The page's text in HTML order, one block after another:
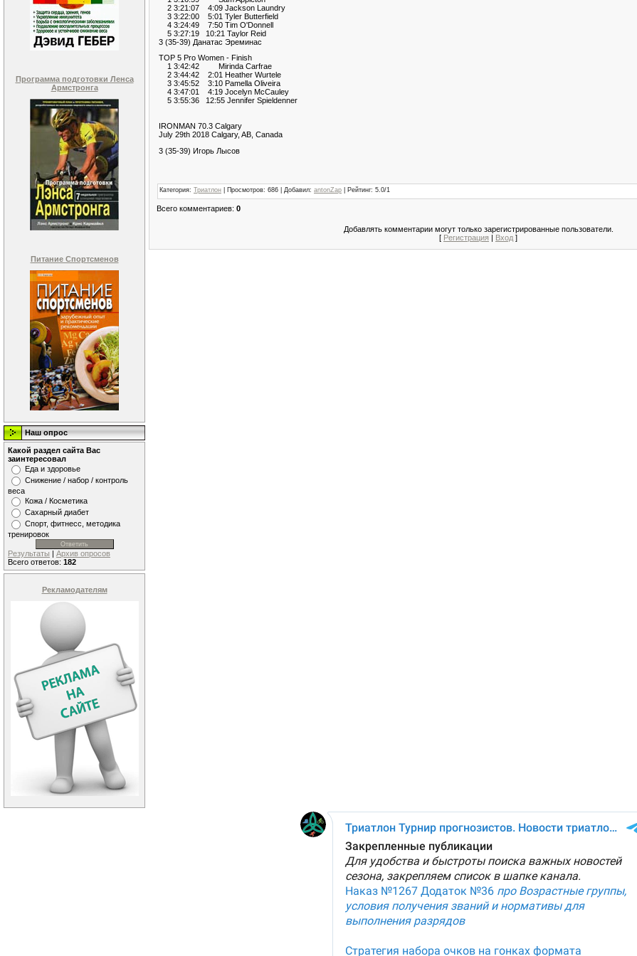
Программа подготовки Ленса
Армстронга
Питание Спортсменов
Наш опрос
Какой раздел сайта Вас
заинтересовал
Еда и здоровье
Снижение / набор / контроль
веса
Кожа / Косметика
Сахарный диабет
Спорт, фитнесс, методика
тренировок
Результаты | Архив опросов
Всего ответов: 182
Рекламодателям
2 3:21:07 4:09 Jackson Laundry
3 3:22:00 5:01 Tyler Butterfield
4 3:24:49 7:50 Tim O'Donnell
5 3:27:19 10:21 Taylor Reid
3 (35-39) Данатас Эреминас
TOP 5 Pro Women - Finish
1 3:42:42 Mirinda Carfrae
2 3:44:42 2:01 Heather Wurtele
3 3:45:52 3:10 Pamella Oliveira
4 3:47:01 4:19 Jocelyn McCauley
5 3:55:36 12:55 Jennifer Spieldenner
IRONMAN 70.3 Calgary
July 29th 2018 Calgary, AB, Canada
3 (35-39) Игорь Лысов
Категория: Триатлон Просмотров: 686 Добавил: antonZap Рейтинг: 5.0/1
Всего комментариев: 0
Добавлять комментарии могут только зарегистрированные пользователи.
[ Регистрация | Вход ]